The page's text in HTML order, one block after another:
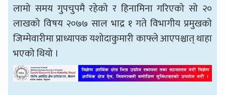
लामो समय गुपचुपमै रहेको र हिनामिना गरिएको सो २०
लाखको विषय २०७७ साल भाद्र १ गते विभागीय प्रमुखको
जिम्मेवारीमा प्राध्यापक यशोदाकुमारी काफ्ले आएपश्चात् थाहा
भएको थियो ।